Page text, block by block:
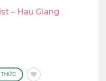
– Hau Giang